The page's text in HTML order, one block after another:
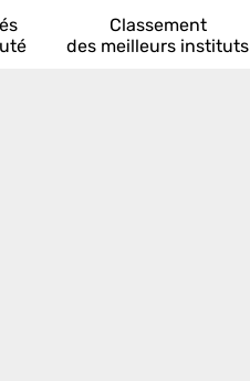
Classement
des meilleurs instituts